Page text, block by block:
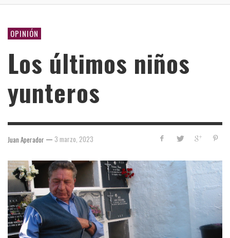
OPINIÓN
Los últimos niños
yunteros
Juan Aperador — 3 marzo, 2023